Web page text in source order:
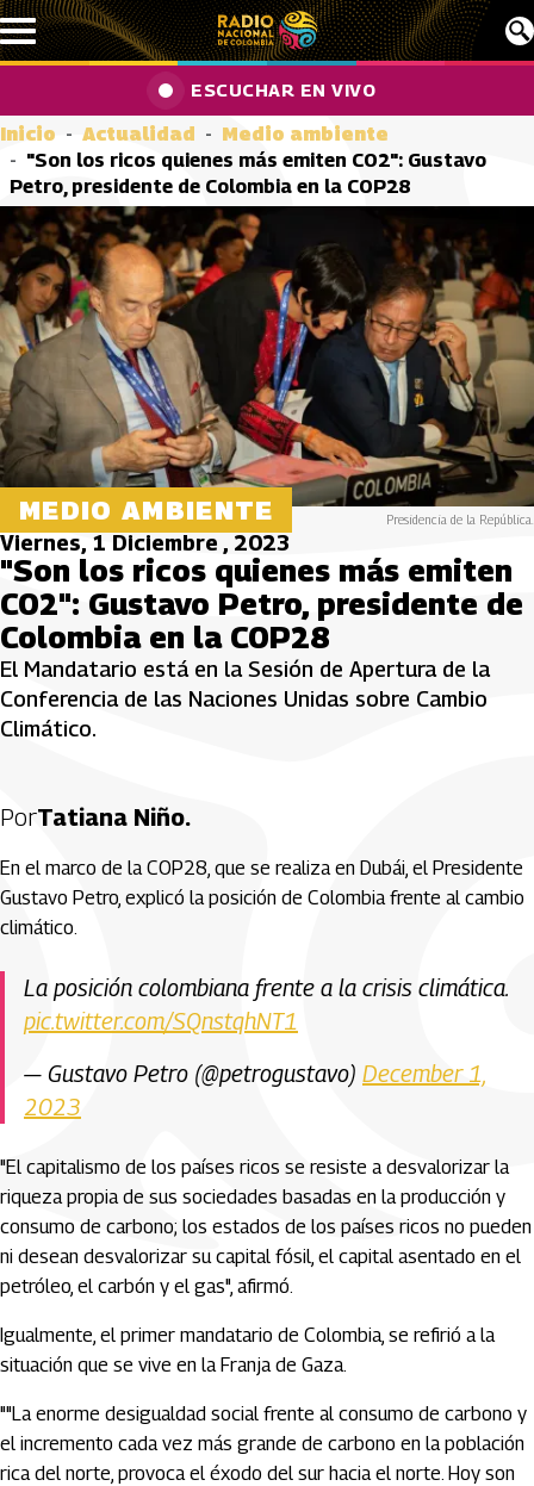
Pasar al contenido principal
ESCUCHAR EN VIVO
Inicio Actualidad
Medio ambiente
"Son los ricos quienes más emiten CO2": Gustavo
Petro, presidente de Colombia en la COP28
MEDIO AMBIENTE Presidencia de la República.
Viernes, 1 Diciembre , 2023
"Son los ricos quienes más emiten
CO2": Gustavo Petro, presidente de
Colombia en la COP28
El Mandatario está en la Sesión de Apertura de la
Conferencia de las Naciones Unidas sobre Cambio
Climático.
PorTatiana Niño.
En el marco de la COP28, que se realiza en Dubái, el Presidente
Gustavo Petro, explicó la posición de Colombia frente al cambio
climático.
La posición colombiana frente a la crisis climática.
pic.twitter.com/SQnstqhNT1
— Gustavo Petro (@petrogustavo) December 1,
2023
"El capitalismo de los países ricos se resiste a desvalorizar la
riqueza propia de sus sociedades basadas en la producción y
consumo de carbono; los estados de los países ricos no pueden
ni desean desvalorizar su capital fósil, el capital asentado en el
petróleo, el carbón y el gas", afirmó.
Igualmente, el primer mandatario de Colombia, se refirió a la
situación que se vive en la Franja de Gaza.
""La enorme desigualdad social frente al consumo de carbono y
el incremento cada vez más grande de carbono en la población
rica del norte, provoca el éxodo del sur hacia el norte. Hoy son